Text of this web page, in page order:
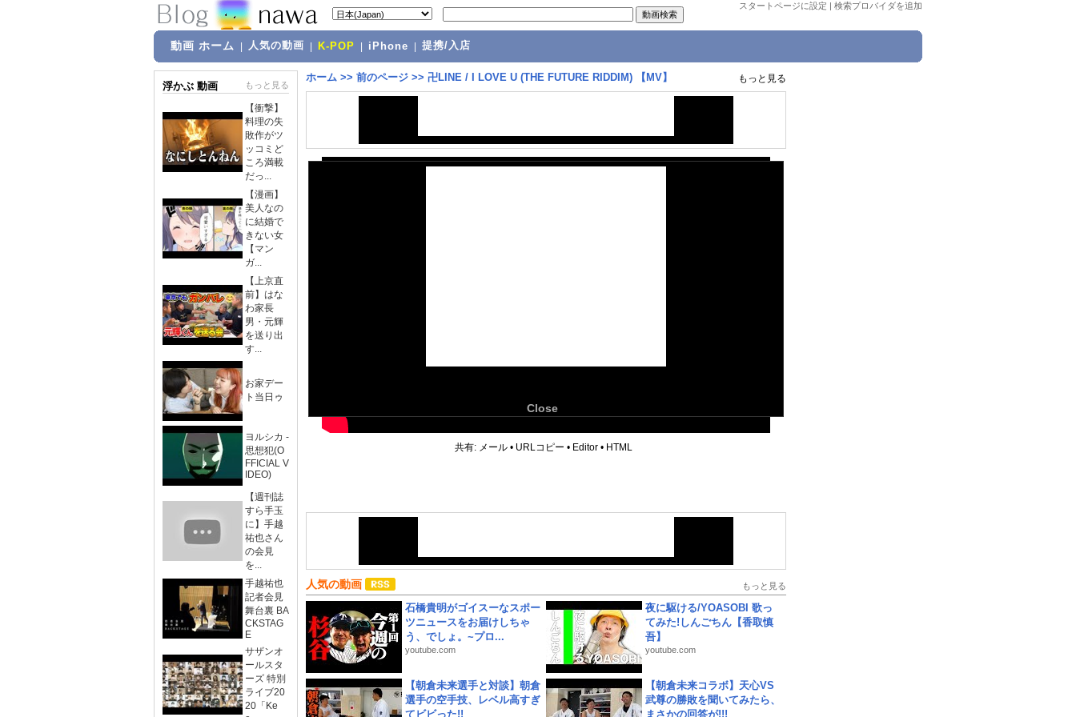
スタートページに設定 | 検索プロバイダを追加
動画 ホーム 人気の動画 K-POP iPhone 提携/入店
浮かぶ 動画 もっと見る
【衝撃】
料理の失
敗作がツ
ッコミど
ころ満載
だっ...
【漫画】
美人なの
に結婚で
きない女
【マン
ガ...
【上京直
前】はな
わ家長
男・元輝
を送り出
す...
お家デー
ト当日ゥ
ヨルシカ -
思想犯(O
FFICIAL V
IDEO)
【週刊誌
すら手玉
に】手越
祐也さん
の会見
を...
手越祐也
記者会見
舞台裏 BA
CKSTAG
E
サザンオ
ールスタ
ーズ 特別
ライブ20
20「Ke
ホーム >> 前のページ >> 卍LINE / I LOVE U (THE FUTURE RIDDIM) 【MV】 もっと見る
Close
共有: メール • URLコピー • Editor • HTML
人気の動画 もっと見る
石橋貴明がゴイスーなスポー
ツニュースをお届けしちゃ
う、でしょ。~プロ...
youtube.com
夜に駆ける/YOASOBI 歌っ
てみた!しんごちん【香取慎
吾】
youtube.com
【朝倉未来選手と対談】朝倉
選手の空手技、レベル高すぎ
てビビった!!
【朝倉未来コラボ】天心VS
武尊の勝敗を聞いてみたら、
まさかの回答が!!!